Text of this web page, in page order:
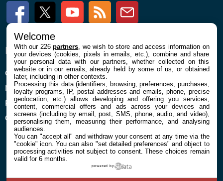
FacebookTwitter Youtube RSS Newsletter
ENTREPRISE
Confidentialité et Cookies
Mentions légales et CGU
Préférences Cookies
Qui sommes nous
À PROPOS
Contact
Welcome
With our 226partners , we wish to store and access information on
your devices (cookies, pixels in emails, etc.), combine and share
your personal data with our partners, whether collected on this
website or in our emails, already held by some of us, or obtained
later, including in other contexts.
Processing this data (identifiers, browsing, preferences, purchases,
loyalty programs, IP, postal addresses and emails, phone, precise
geolocation, etc.) allows developing and offering you services,
content, commercial offers and ads across your devices and
screens (including by email, post, SMS, phone, audio, and video),
personalising them, measuring their performance, and analysing
audiences.
You can "accept all" and withdraw your consent at any time via the
"cookie" icon. You can also "set detailed preferences" and object to
processing activities not subject to consent. These choices remain
valid for 6 months.
powered by